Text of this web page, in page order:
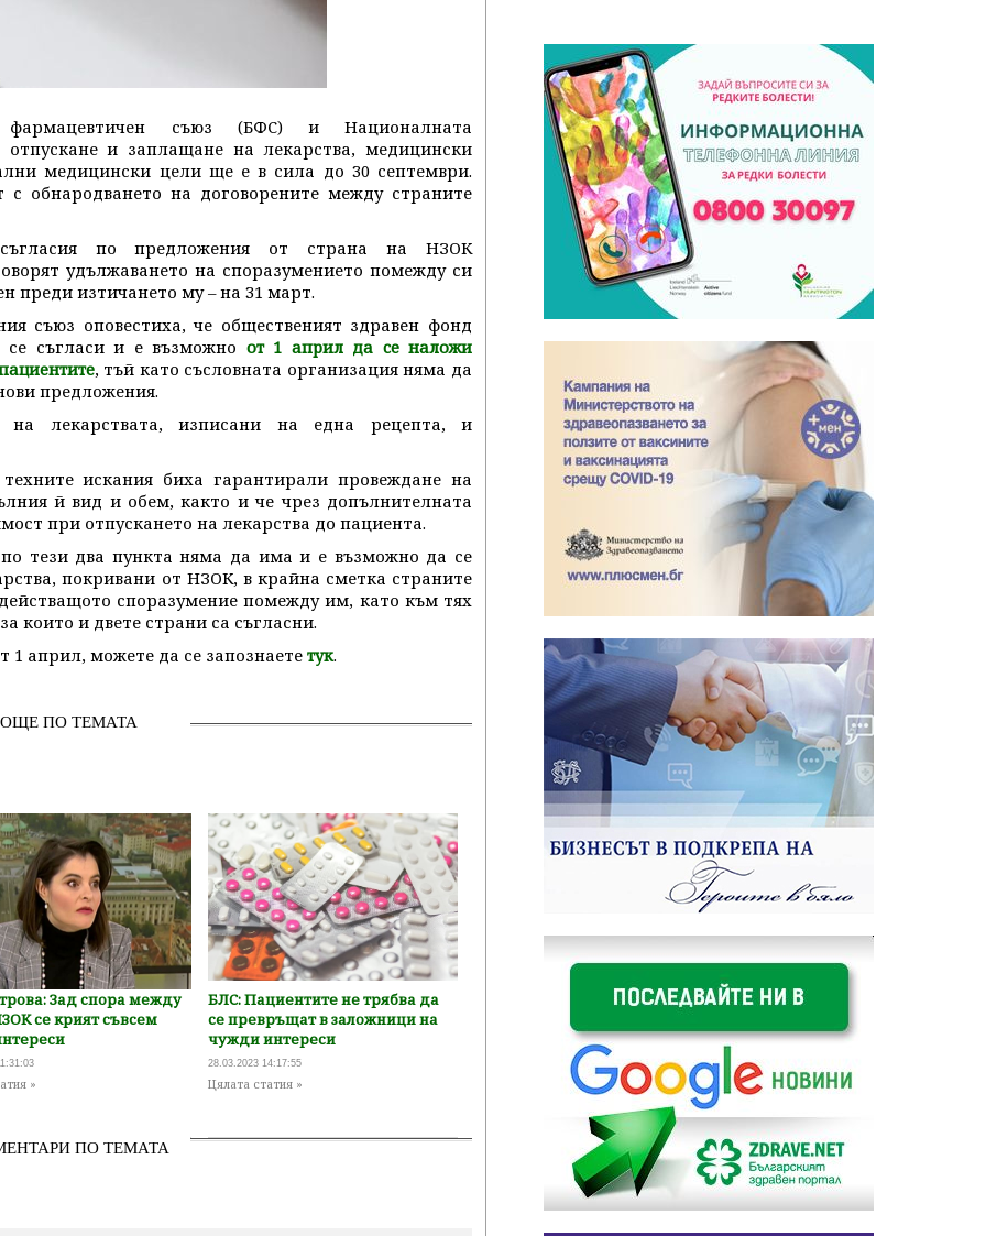
фармацевтичен съюз (БФС) и Националната
и заплащане на лекарства, медицински
медицински цели ще е в сила до 30 септември.
обнародването на договорените между страните
по предложения от страна на НЗОК
удължаването на споразумението помежду си
преди изтичането му – на 31 март.
съюз оповестиха, че общественият здравен фонд
съгласи и е възможно от 1 април да се наложи
, тъй като съсловната организация няма да
предложения.
на лекарствата, изписани на една рецепта, и
искания биха гарантирали провеждане на
й вид и обем, както и че чрез допълнителната
при отпускането на лекарства до пациента.
по тези два пункта няма да има и е възможно да се
покривани от НЗОК, в крайна сметка страните
споразумение помежду им, като към тях
които и двете страни са съгласни.
1 април, можете да се запознаете тук.
ОЩЕ ПО ТЕМАТА
Зад спора между
се крият съвсем
»
БЛС: Пациентите не трябва да
се превръщат в заложници на
чужди интереси
28.03.2023 14:17:55
Цялата статия »
ПО ТЕМАТА